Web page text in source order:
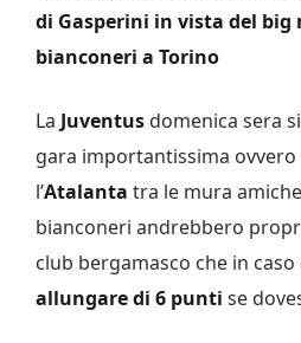
di Gasperini in vista del big
bianconeri a Torino
La Juventus domenica sera
gara importantissima
l’Atalanta tra le mura
bianconeri andrebbero
club bergamasco che in
allungare di 6 punti se